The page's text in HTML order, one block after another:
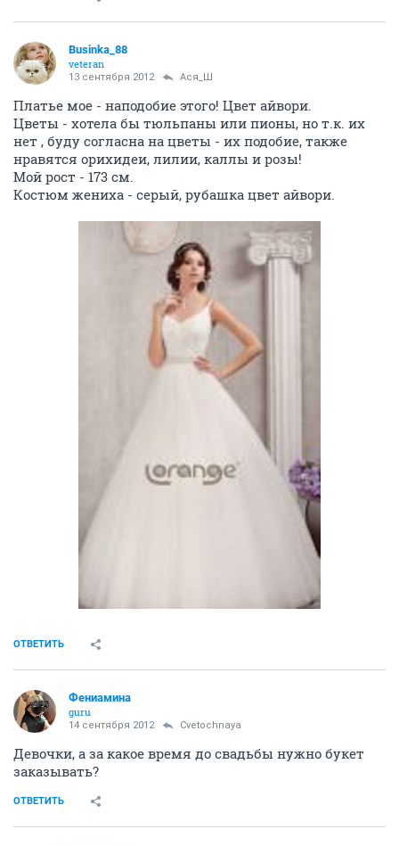
Businka_88
veteran
13 сентября 2012 Ася_Ш
Платье мое - наподобие этого! Цвет айвори.
Цветы - хотела бы тюльпаны или пионы, но т.к. их
нет , буду согласна на цветы - их подобие, также
нравятся орихидеи, лилии, каллы и розы!
Мой рост - 173 см.
Костюм жениха - серый, рубашка цвет айвори.
ОТВЕТИТЬ
Фениамина
guru
14 сентября 2012 Cvetochnaya
Девочки, а за какое время до свадьбы нужно букет
заказывать?
ОТВЕТИТЬ